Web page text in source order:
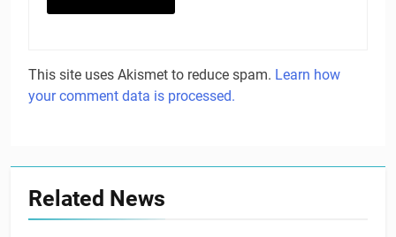
This site uses Akismet to reduce spam. Learn how
your comment data is processed.
Related News